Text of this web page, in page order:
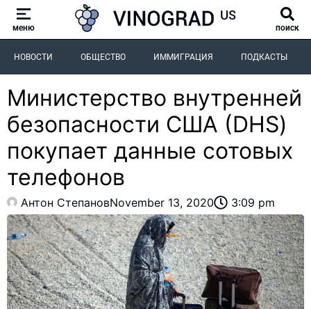
меню поиск
НОВОСТИ ОБЩЕСТВО ИММИГРАЦИЯ ПОДКАСТЫ
Министерство внутренней
безопасности США (DHS)
покупает данные сотовых
телефонов
Антон СтепановNovember 13, 2020 3:09 pm